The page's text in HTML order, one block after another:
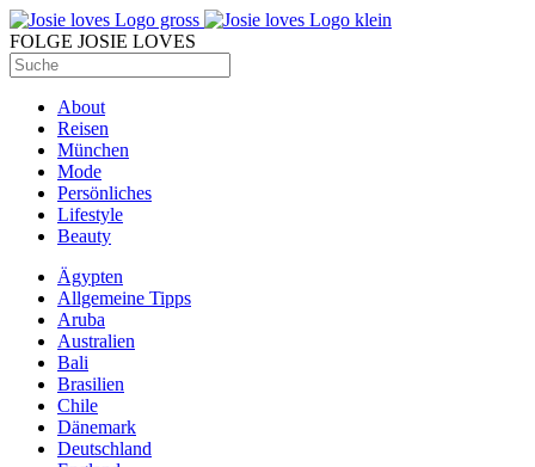
FOLGE JOSIE LOVES
About
Reisen
München
Mode
Persönliches
Lifestyle
Beauty
Ägypten
Allgemeine Tipps
Aruba
Australien
Bali
Brasilien
Chile
Dänemark
Deutschland